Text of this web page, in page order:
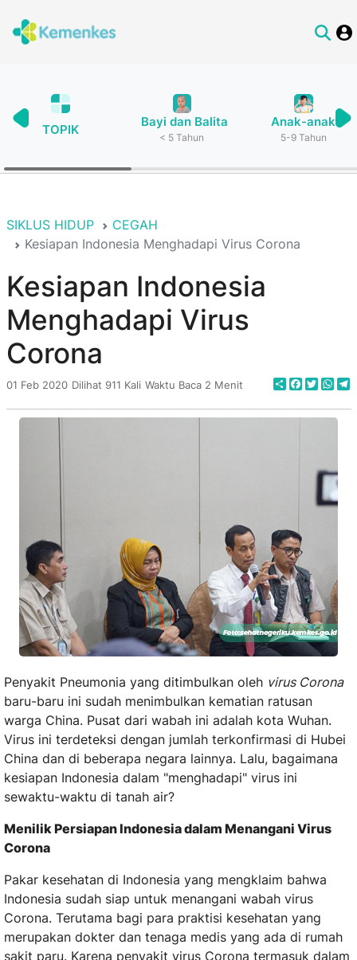
TOPIK
Bayi dan Balita
< 5 Tahun
Anak-anak
5-9 Tahun
SIKLUS HIDUP
CEGAH
Kesiapan Indonesia Menghadapi Virus Corona
Kesiapan Indonesia
Menghadapi Virus
Corona
01 Feb 2020 Dilihat 911 Kali Waktu Baca 2 Menit Share
Penyakit Pneumonia yang ditimbulkan oleh virus Corona
baru-baru ini sudah menimbulkan kematian ratusan
warga China. Pusat dari wabah ini adalah kota Wuhan.
Virus ini terdeteksi dengan jumlah terkonfirmasi di Hubei
China dan di beberapa negara lainnya. Lalu, bagaimana
kesiapan Indonesia dalam "menghadapi" virus ini
sewaktu-waktu di tanah air?
Menilik Persiapan Indonesia dalam Menangani Virus
Corona
Pakar kesehatan di Indonesia yang mengklaim bahwa
Indonesia sudah siap untuk menangani wabah virus
Corona. Terutama bagi para praktisi kesehatan yang
merupakan dokter dan tenaga medis yang ada di rumah
sakit paru. Karena penyakit virus Corona termasuk dalam